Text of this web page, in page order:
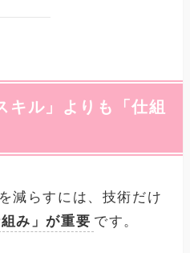
キル」よりも「仕組
減らすには、技術だけ
み」が重要 です。